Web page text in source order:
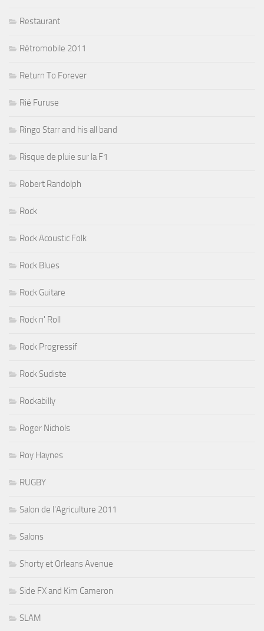
Restaurant
Rétromobile 2011
Return To Forever
Rié Furuse
Ringo Starr and his all band
Risque de pluie sur la F1
Robert Randolph
Rock
Rock Acoustic Folk
Rock Blues
Rock Guitare
Rock n' Roll
Rock Progressif
Rock Sudiste
Rockabilly
Roger Nichols
Roy Haynes
RUGBY
Salon de l'Agriculture 2011
Salons
Shorty et Orleans Avenue
Side FX and Kim Cameron
SLAM